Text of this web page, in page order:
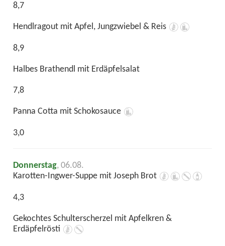
8,7
Hendlragout mit Apfel, Jungzwiebel & Reis
8,9
Halbes Brathendl mit Erdäpfelsalat
7,8
Panna Cotta mit Schokosauce
3,0
Donnerstag, 06.08.
Karotten-Ingwer-Suppe mit Joseph Brot
4,3
Gekochtes Schulterscherzel mit Apfelkren &
Erdäpfelrösti